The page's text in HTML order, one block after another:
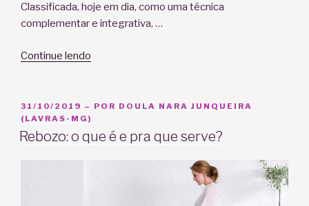
Classificada, hoje em dia, como uma técnica
complementar e integrativa, …
Continue lendo
descubra
benefícios
PUBLICADO
EM
31/10/2019 – POR DOULA NARA JUNQUEIRA
(LAVRAS-MG)
Rebozo: o que é e pra que serve?